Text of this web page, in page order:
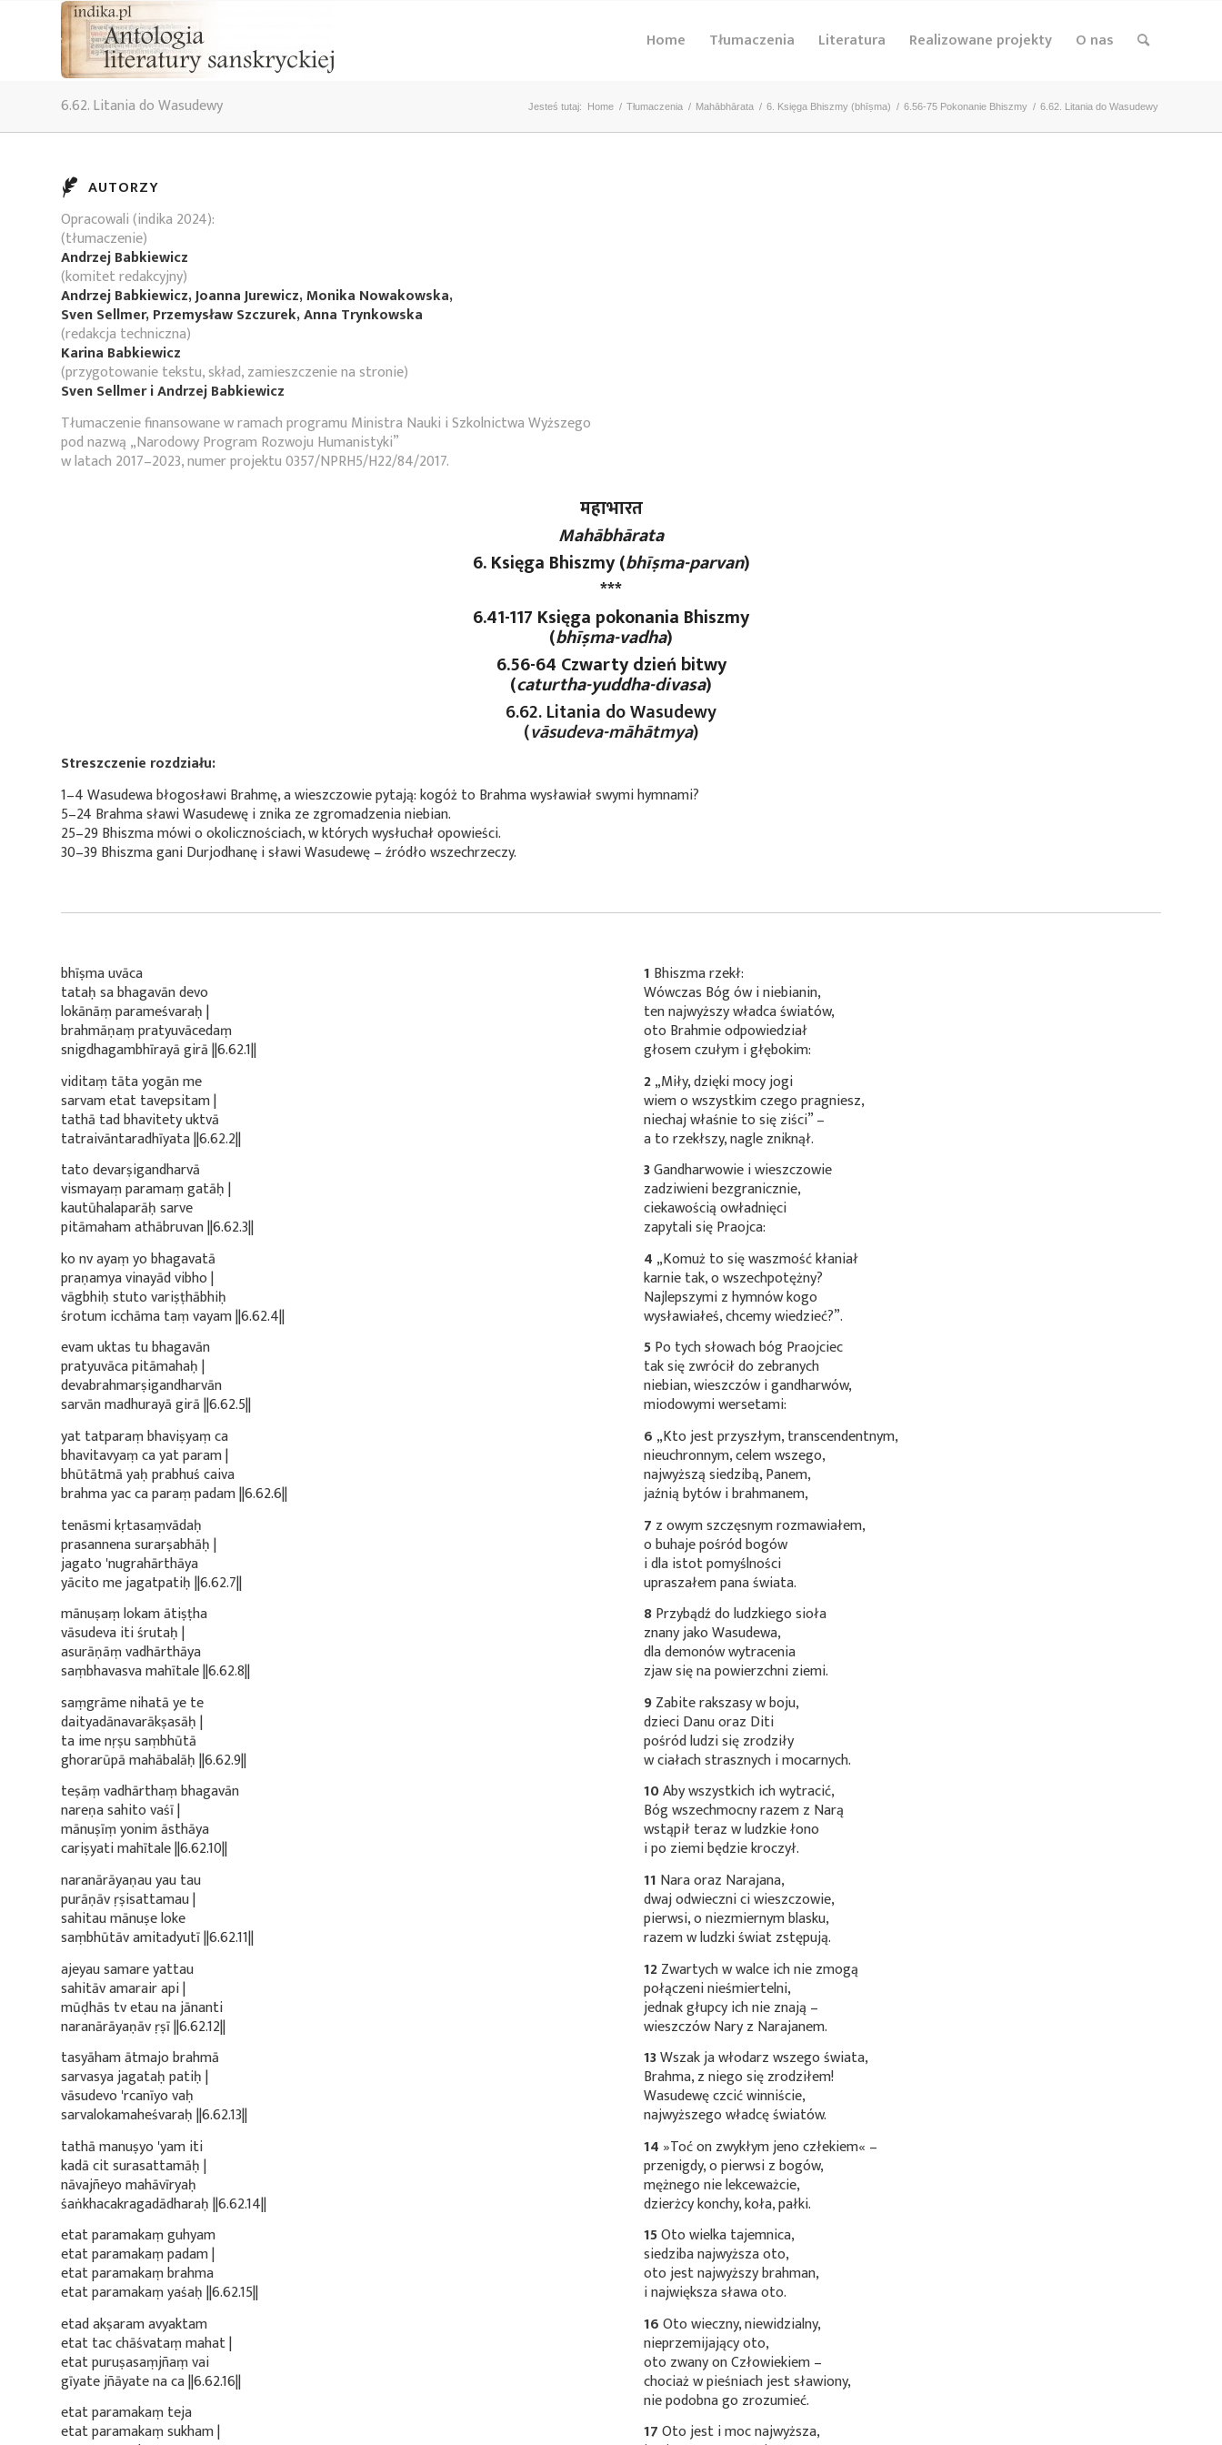
Home Tłumaczenia Literatura Realizowane projekty O nas
6.62. Litania do Wasudewy Jesteś tutaj: Home / Tłumaczenia / Mahābhārata / 6. Księga Bhiszmy (bhīṣma) / 6.56-75 Pokonanie Bhiszmy / 6.62. Litania do Wasudewy
AUTORZY
Opracowali (indika 2024):
(tłumaczenie)
Andrzej Babkiewicz
(komitet redakcyjny)
Andrzej Babkiewicz, Joanna Jurewicz, Monika Nowakowska,
Sven Sellmer, Przemysław Szczurek, Anna Trynkowska
(redakcja techniczna)
Karina Babkiewicz
(przygotowanie tekstu, skład, zamieszczenie na stronie)
Sven Sellmer i Andrzej Babkiewicz
Tłumaczenie finansowane w ramach programu Ministra Nauki i Szkolnictwa Wyższego
pod nazwą „Narodowy Program Rozwoju Humanistyki”
w latach 2017–2023, numer projektu 0357/NPRH5/H22/84/2017.
महाभारत
Mahābhārata
6. Księga Bhiszmy (bhīṣma-parvan)
***
6.41-117 Księga pokonania Bhiszmy
(bhīṣma-vadha)
6.56-64 Czwarty dzień bitwy
(caturtha-yuddha-divasa)
6.62. Litania do Wasudewy
(vāsudeva-māhātmya)
Streszczenie rozdziału:
1–4 Wasudewa błogosławi Brahmę, a wieszczowie pytają: kogóż to Brahma wysławiał swymi hymnami?
5–24 Brahma sławi Wasudewę i znika ze zgromadzenia niebian.
25–29 Bhiszma mówi o okolicznościach, w których wysłuchał opowieści.
30–39 Bhiszma gani Durjodhanę i sławi Wasudewę – źródło wszechrzeczy.
bhīṣma uvāca
tataḥ sa bhagavān devo
lokānāṃ parameśvaraḥ |
brahmāṇaṃ pratyuvācedaṃ
snigdhagambhīrayā girā ||6.62.1||
viditaṃ tāta yogān me
sarvam etat tavepsitam |
tathā tad bhavitety uktvā
tatraivāntaradhīyata ||6.62.2||
tato devarṣigandharvā
vismayaṃ paramaṃ gatāḥ |
kautūhalaparāḥ sarve
pitāmaham athābruvan ||6.62.3||
ko nv ayaṃ yo bhagavatā
praṇamya vinayād vibho |
vāgbhiḥ stuto variṣṭhābhiḥ
śrotum icchāma taṃ vayam ||6.62.4||
evam uktas tu bhagavān
pratyuvāca pitāmahaḥ |
devabrahmarṣigandharvān
sarvān madhurayā girā ||6.62.5||
yat tatparaṃ bhaviṣyaṃ ca
bhavitavyaṃ ca yat param |
bhūtātmā yaḥ prabhuś caiva
brahma yac ca paraṃ padam ||6.62.6||
tenāsmi kṛtasaṃvādaḥ
prasannena surarṣabhāḥ |
jagato 'nugrahārthāya
yācito me jagatpatiḥ ||6.62.7||
mānuṣaṃ lokam ātiṣṭha
vāsudeva iti śrutaḥ |
asurāṇāṃ vadhārthāya
saṃbhavasva mahītale ||6.62.8||
saṃgrāme nihatā ye te
daityadānavarākṣasāḥ |
ta ime nṛṣu saṃbhūtā
ghorarūpā mahābalāḥ ||6.62.9||
teṣāṃ vadhārthaṃ bhagavān
nareṇa sahito vaśī |
mānuṣīṃ yonim āsthāya
cariṣyati mahītale ||6.62.10||
naranārāyaṇau yau tau
purāṇāv ṛṣisattamau |
sahitau mānuṣe loke
saṃbhūtāv amitadyutī ||6.62.11||
ajeyau samare yattau
sahitāv amarair api |
mūḍhās tv etau na jānanti
naranārāyaṇāv ṛṣī ||6.62.12||
tasyāham ātmajo brahmā
sarvasya jagataḥ patiḥ |
vāsudevo 'rcanīyo vaḥ
sarvalokamaheśvaraḥ ||6.62.13||
tathā manuṣyo 'yam iti
kadā cit surasattamāḥ |
nāvajñeyo mahāvīryaḥ
śaṅkhacakragadādharaḥ ||6.62.14||
etat paramakaṃ guhyam
etat paramakaṃ padam |
etat paramakaṃ brahma
etat paramakaṃ yaśaḥ ||6.62.15||
etad akṣaram avyaktam
etat tac chāśvataṃ mahat |
etat puruṣasaṃjñaṃ vai
gīyate jñāyate na ca ||6.62.16||
etat paramakaṃ teja
etat paramakaṃ sukham |
1 Bhiszma rzekł:
Wówczas Bóg ów i niebianin,
ten najwyższy władca światów,
oto Brahmie odpowiedział
głosem czułym i głębokim:
2„Miły, dzięki mocy jogi
wiem o wszystkim czego pragniesz,
niechaj właśnie to się ziści” –
a to rzekłszy, nagle zniknął.
3Gandharwowie i wieszczowie
zadziwieni bezgranicznie,
ciekawością owładnięci
zapytali się Praojca:
4 „Komuż to się waszmość kłaniał
karnie tak, o wszechpotężny?
Najlepszymi z hymnów kogo
wysławiałeś, chcemy wiedzieć?”.
5Po tych słowach bóg Praojciec
tak się zwrócił do zebranych
niebian, wieszczów i gandharwów,
miodowymi wersetami:
6 „Kto jest przyszłym, transcendentnym,
nieuchronnym, celem wszego,
najwyższą siedzibą, Panem,
jaźnią bytów i brahmanem,
7 z owym szczęsnym rozmawiałem,
o buhaje pośród bogów
i dla istot pomyślności
upraszałem pana świata.
8Przybądź do ludzkiego sioła
znany jako Wasudewa,
dla demonów wytracenia
zjaw się na powierzchni ziemi.
9Zabite rakszasy w boju,
dzieci Danu oraz Diti
pośród ludzi się zrodziły
w ciałach strasznych i mocarnych.
10Aby wszystkich ich wytracić,
Bóg wszechmocny razem z Narą
wstąpił teraz w ludzkie łono
i po ziemi będzie kroczył.
11 Nara oraz Narajana,
dwaj odwieczni ci wieszczowie,
pierwsi, o niezmiernym blasku,
razem w ludzki świat zstępują.
12Zwartych w walce ich nie zmogą
połączeni nieśmiertelni,
jednak głupcy ich nie znają –
wieszczów Nary z Narajanem.
13Wszak ja włodarz wszego świata,
Brahma, z niego się zrodziłem!
Wasudewę czcić winniście,
najwyższego władcę światów.
14 »Toć on zwykłym jeno człekiem« –
przenigdy, o pierwsi z bogów,
mężnego nie lekceważcie,
dzierżcy konchy, koła, pałki.
15Oto wielka tajemnica,
siedziba najwyższa oto,
oto jest najwyższy brahman,
i największa sława oto.
16Oto wieczny, niewidzialny,
nieprzemijający oto,
oto zwany on Człowiekiem –
chociaż w pieśniach jest sławiony,
nie podobna go zrozumieć.
17Oto jest i moc najwyższa,